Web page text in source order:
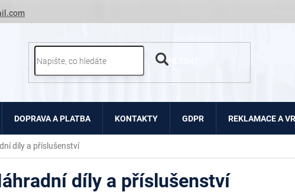
DOPRAVA A PLATBA KONTAKTY GDPR REKLAMACE A
díly a příslušenství
díly a příslušenství